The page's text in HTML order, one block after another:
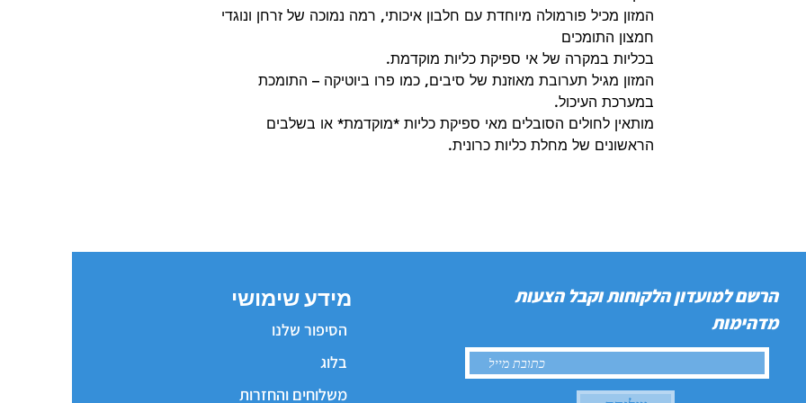
המזון מכיל פורמולה מיוחדת עם חלבון איכותי, רמה נמוכה של זרחן ונוגדי
חמצון התומכים
בכליות במקרה של אי ספיקת כליות מוקדמת.
המזון מגיל תערובת מאוזנת של סיבים, כמו פרו ביוטיקה – התומכת
במערכת העיכול.
מותאין לחולים הסובלים מאי ספיקת כליות *מוקדמת* או בשלבים
הראשונים של מחלת כליות כרונית.
מידע שימושי
הסיפור שלנו
בלוג
משלוחים והחזרות
הרשם למועדון הלקוחות וקבל הצעות
מדהימות